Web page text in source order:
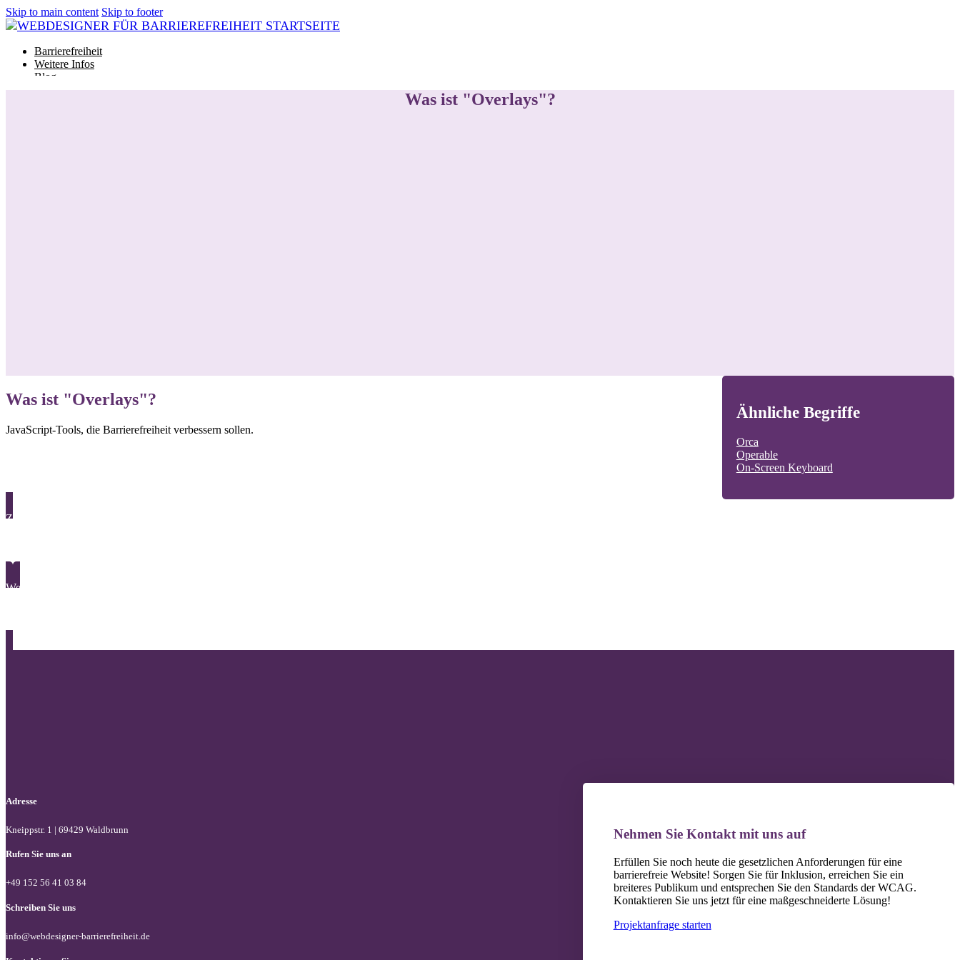
Skip to main content Skip to footer
Barrierefreiheit
Weitere Infos
Blog
Glossar
Was ist "Overlays"?
Was ist "Overlays"?
JavaScript-Tools, die Barrierefreiheit verbessern sollen.
Ähnliche Begriffe
Orca
Operable
On-Screen Keyboard
Zurück
Weiter
Adresse
Kneippstr. 1 | 69429 Waldbrunn
Rufen Sie uns an
+49 152 56 41 03 84
Schreiben Sie uns
info@webdesigner-barrierefreiheit.de
Nehmen Sie Kontakt mit uns auf
Erfüllen Sie noch heute die gesetzlichen Anforderungen für eine
barrierefreie Website! Sorgen Sie für Inklusion, erreichen Sie ein
breiteres Publikum und entsprechen Sie den Standards der WCAG.
Kontaktieren Sie uns jetzt für eine maßgeschneiderte Lösung!
Projektanfrage starten